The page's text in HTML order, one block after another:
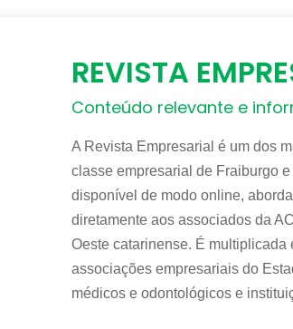
REVISTA
Conteúdo relevante e
A Revista Empresarial é um dos
classe empresarial de Fraiburgo
disponível de modo online,
diretamente aos associados da
Oeste catarinense. É multiplicada
associações empresariais do
médicos e odontológicos e